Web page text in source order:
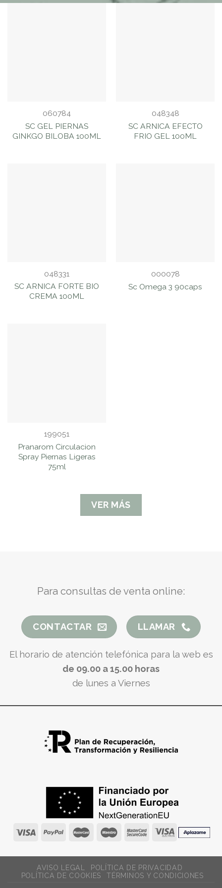
060784
SC GEL PIERNAS
GINKGO BILOBA 100ML
048348
SC ARNICA EFECTO
FRIO GEL 100ML
048331
SC ARNICA FORTE BIO
CREMA 100ML
000078
Sc Omega 3 90caps
199051
Pranarom Circulacion
Spray Piernas Ligeras
75ml
VER MÁS
Para consultas de venta online:
CONTACTAR LLAMAR
El horario de atención telefónica para la web es
de 09.00 a 15.00 horas
de lunes a Viernes
AVISO LEGAL
POLÍTICA DE PRIVACIDAD
POLÍTICA DE COOKIES
TÉRMINOS Y CONDICIONES